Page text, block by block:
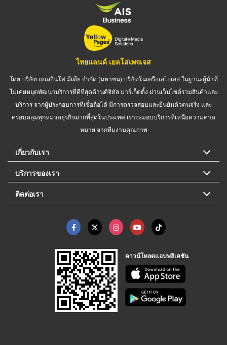
ไทยแลนด์ เยลโล่เพจเจส
โดย บริษัท เทเลอินโฟ มีเดีย จำกัด (มหาชน) บริษัทในเครือเอไอเอส ในฐานะผู้นำที่
ไม่เคยหยุดพัฒนาบริการที่ดีที่สุดด้านดิจิทัล มาร์เก็ตติ้ง ผ่านเว็บไซต์รวมสินค้าและ
บริการ จากผู้ประกอบการที่เชื่อถือได้ มีการตรวจสอบและยืนยันตัวตนจริง และ
ครอบคลุมทุกหมวดธุรกิจมากที่สุดในประเทศ เราจะมอบบริการที่เหนือความคาด
หมาย จากทีมงานคุณภาพ
เกี่ยวกับเรา
บริการของเรา
ติดต่อเรา
ดาวน์โหลดแอปพลิเคชัน